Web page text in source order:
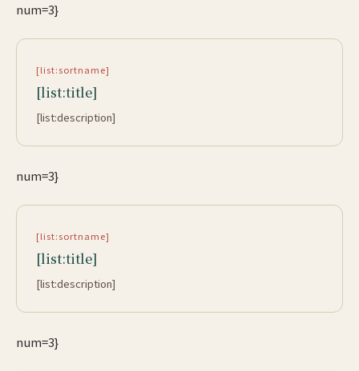
num=3}
[list:sortname]
[list:title]
[list:description]
num=3}
[list:sortname]
[list:title]
[list:description]
num=3}